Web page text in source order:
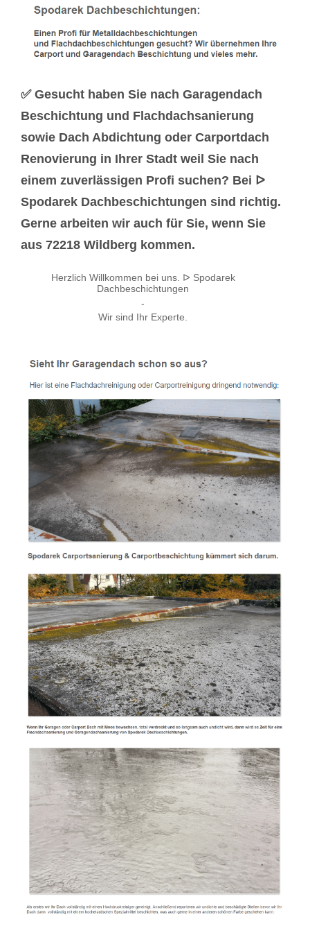
✅ Gesucht haben Sie nach Garagendach
Beschichtung und Flachdachsanierung
sowie Dach Abdichtung oder Carportdach
Renovierung in Ihrer Stadt weil Sie nach
einem zuverlässigen Profi suchen? Bei ᐅ
Spodarek Dachbeschichtungen sind richtig.
Gerne arbeiten wir auch für Sie, wenn Sie
aus 72218 Wildberg kommen.
Herzlich Willkommen bei uns. ᐅ Spodarek
Dachbeschichtungen
-
Wir sind Ihr Experte.